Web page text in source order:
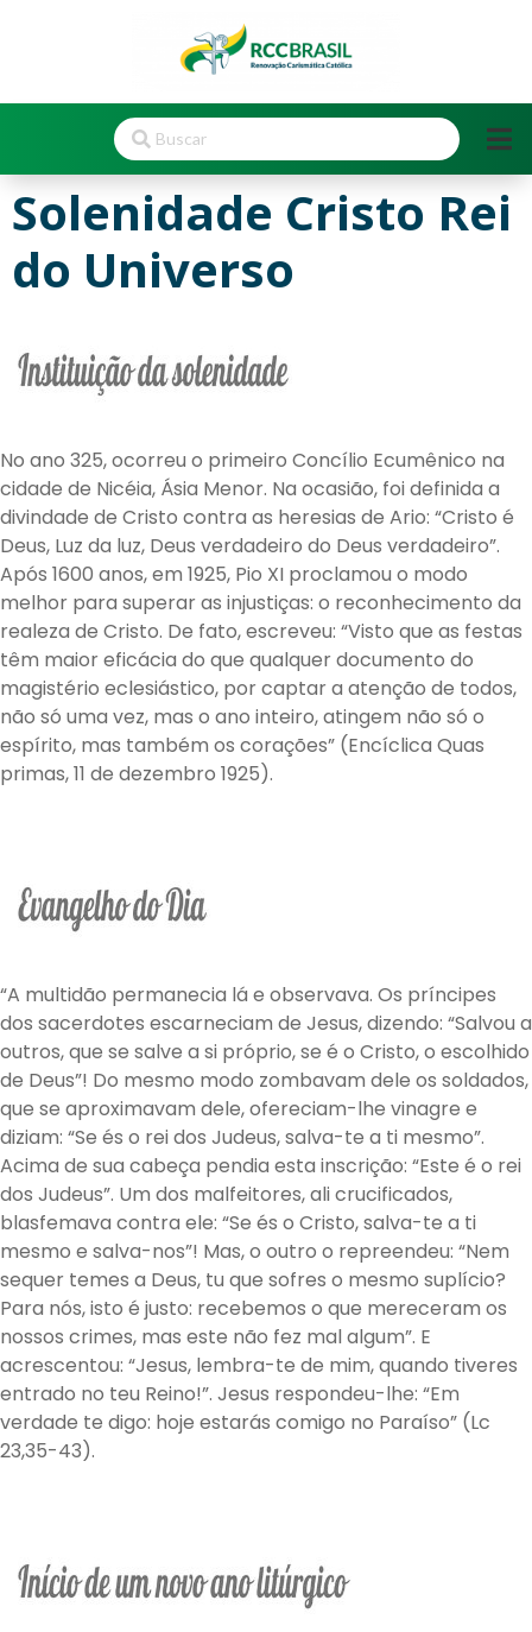
Solenidade Cristo Rei
do Universo
No ano 325, ocorreu o primeiro Concílio Ecumênico na
cidade de Nicéia, Ásia Menor. Na ocasião, foi definida a
divindade de Cristo contra as heresias de Ario: “Cristo é
Deus, Luz da luz, Deus verdadeiro do Deus verdadeiro”.
Após 1600 anos, em 1925, Pio XI proclamou o modo
melhor para superar as injustiças: o reconhecimento da
realeza de Cristo. De fato, escreveu: “Visto que as festas
têm maior eficácia do que qualquer documento do
magistério eclesiástico, por captar a atenção de todos,
não só uma vez, mas o ano inteiro, atingem não só o
espírito, mas também os corações” (Encíclica Quas
primas, 11 de dezembro 1925).
“A multidão permanecia lá e observava. Os príncipes
dos sacerdotes escarneciam de Jesus, dizendo: “Salvou a
outros, que se salve a si próprio, se é o Cristo, o escolhido
de Deus”! Do mesmo modo zombavam dele os soldados,
que se aproximavam dele, ofereciam-lhe vinagre e
diziam: “Se és o rei dos Judeus, salva-te a ti mesmo”.
Acima de sua cabeça pendia esta inscrição: “Este é o rei
dos Judeus”. Um dos malfeitores, ali crucificados,
blasfemava contra ele: “Se és o Cristo, salva-te a ti
mesmo e salva-nos”! Mas, o outro o repreendeu: “Nem
sequer temes a Deus, tu que sofres o mesmo suplício?
Para nós, isto é justo: recebemos o que mereceram os
nossos crimes, mas este não fez mal algum”. E
acrescentou: “Jesus, lembra-te de mim, quando tiveres
entrado no teu Reino!”. Jesus respondeu-lhe: “Em
verdade te digo: hoje estarás comigo no Paraíso” (Lc
23,35-43).